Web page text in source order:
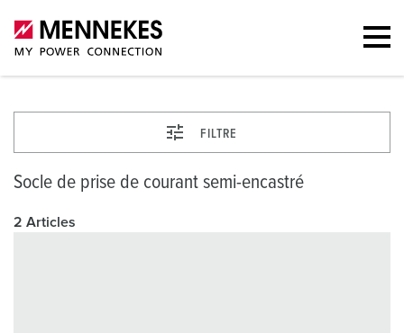
FILTRE
Socle de prise de courant semi-encastré
2 Articles